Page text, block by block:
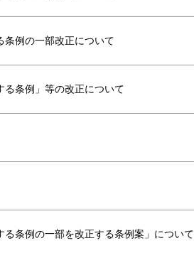
例の一部改正について
条例」等の改正について
条例の一部を改正する条例案」について